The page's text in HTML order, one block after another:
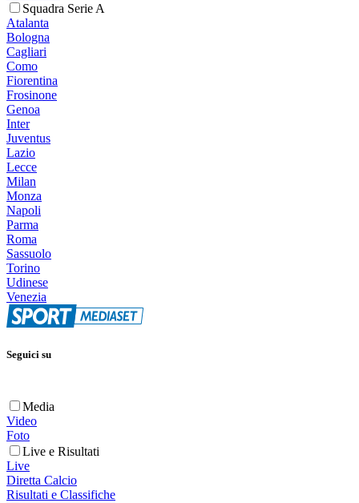
Squadra Serie A
Atalanta
Bologna
Cagliari
Como
Fiorentina
Frosinone
Genoa
Inter
Juventus
Lazio
Lecce
Milan
Monza
Napoli
Parma
Roma
Sassuolo
Torino
Udinese
Venezia
Seguici su
Media
Video
Foto
Live e Risultati
Live
Diretta Calcio
Risultati e Classifiche